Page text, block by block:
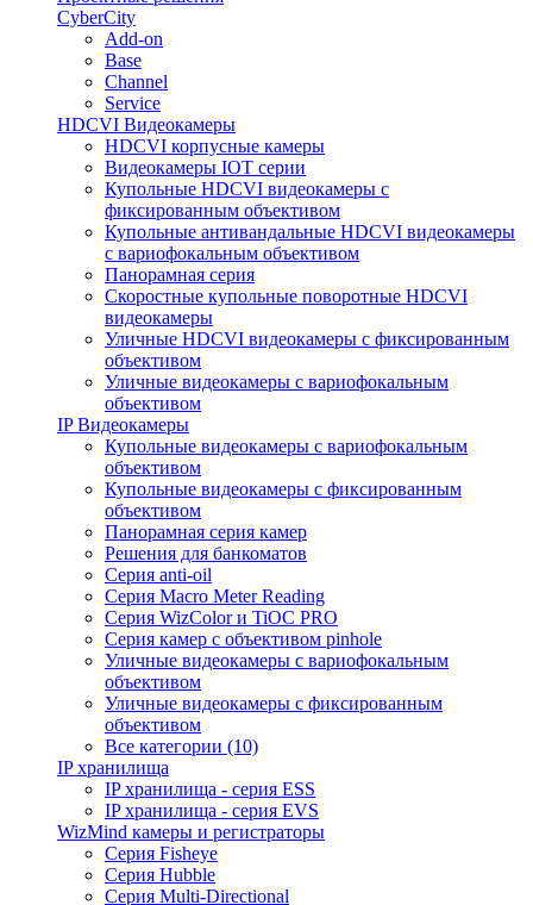
CyberCity
Add-on
Base
Channel
Service
HDCVI Видеокамеры
HDCVI корпусные камеры
Видеокамеры IOT серии
Купольные HDCVI видеокамеры с
фиксированным объективом
Купольные антивандальные HDCVI видеокамеры
с вариофокальным объективом
Панорамная серия
Скоростные купольные поворотные HDCVI
видеокамеры
Уличные HDCVI видеокамеры с фиксированным
объективом
Уличные видеокамеры с вариофокальным
объективом
IP Видеокамеры
Купольные видеокамеры с вариофокальным
объективом
Купольные видеокамеры с фиксированным
объективом
Панорамная серия камер
Решения для банкоматов
Серия anti-oil
Серия Macro Meter Reading
Серия WizColor и TiOC PRO
Серия камер с объективом pinhole
Уличные видеокамеры с вариофокальным
объективом
Уличные видеокамеры с фиксированным
объективом
Все категории (10)
IP хранилища
IP хранилища - серия ESS
IP хранилища - серия EVS
WizMind камеры и регистраторы
Серия Fisheye
Серия Hubble
Серия Multi-Directional